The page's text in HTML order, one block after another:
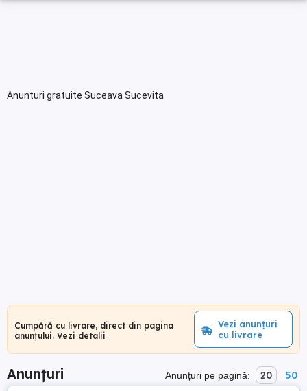
Anunturi gratuite Suceava Sucevita
Cumpără cu livrare, direct din pagina
anunțului. Vezi detalii
Vezi anunțuri
cu livrare
Anunțuri Anunțuri pe pagină: 20 50